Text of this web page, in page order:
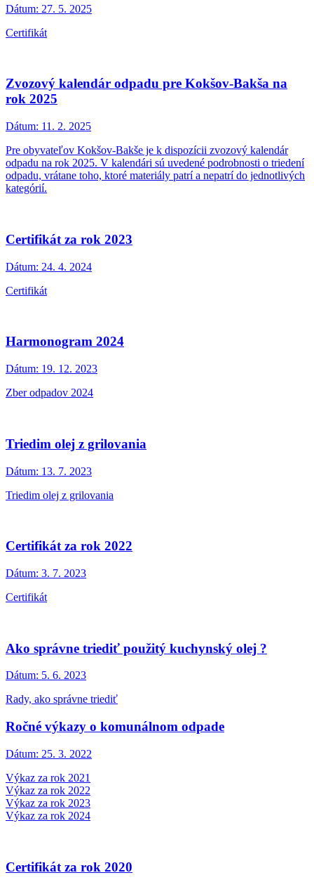
Dátum: 27. 5. 2025
Certifikát
Zvozový kalendár odpadu pre Kokšov-Bakša na
rok 2025
Dátum: 11. 2. 2025
Pre obyvateľov Kokšov-Bakše je k dispozícii zvozový kalendár
odpadu na rok 2025. V kalendári sú uvedené podrobnosti o triedení
odpadu, vrátane toho, ktoré materiály patrí a nepatrí do jednotlivých
kategórií.
Certifikát za rok 2023
Dátum: 24. 4. 2024
Certifikát
Harmonogram 2024
Dátum: 19. 12. 2023
Zber odpadov 2024
Triedim olej z grilovania
Dátum: 13. 7. 2023
Triedim olej z grilovania
Certifikát za rok 2022
Dátum: 3. 7. 2023
Certifikát
Ako správne triediť použitý kuchynský olej ?
Dátum: 5. 6. 2023
Rady, ako správne triediť
Ročné výkazy o komunálnom odpade
Dátum: 25. 3. 2022
Výkaz za rok 2021
Výkaz za rok 2022
Výkaz za rok 2023
Výkaz za rok 2024
Certifikát za rok 2020